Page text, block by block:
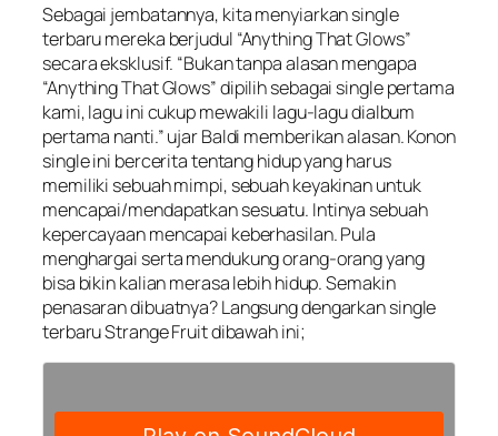
Sebagai jembatannya, kita menyiarkan single
terbaru mereka berjudul “Anything That Glows”
secara eksklusif. “Bukan tanpa alasan mengapa
“Anything That Glows”dipilih sebagai single pertama
kami, lagu ini cukup mewakili lagu-lagu dialbum
pertama nanti.” ujar Baldi memberikan alasan. Konon
single ini bercerita tentang hidup yang harus
memiliki sebuah mimpi, sebuah keyakinan untuk
mencapai/mendapatkan sesuatu. Intinya sebuah
kepercayaan mencapai keberhasilan. Pula
menghargai serta mendukung orang-orang yang
bisa bikin kalian merasa lebih hidup. Semakin
penasaran dibuatnya? Langsung dengarkan single
terbaru Strange Fruit dibawah ini;